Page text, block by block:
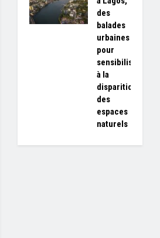
des
balades
urbaines
pour
sensibiliser
à la
disparition
des
espaces
naturels